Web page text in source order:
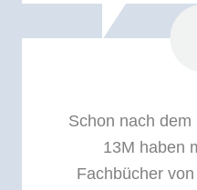
Schon nach
13M haben
Fachbücher